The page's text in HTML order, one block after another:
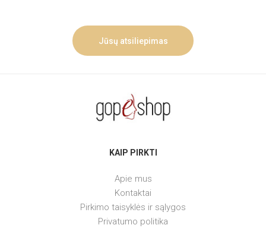
Jūsų atsiliepimas
KAIP PIRKTI
Apie mus
Kontaktai
Pirkimo taisyklės ir sąlygos
Privatumo politika